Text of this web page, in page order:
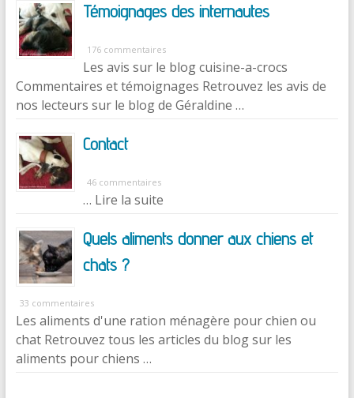
Témoignages des internautes
176 commentaires
Les avis sur le blog cuisine-a-crocs
Commentaires et témoignages Retrouvez les avis de
nos lecteurs sur le blog de Géraldine …
Contact
46 commentaires
… Lire la suite
Quels aliments donner aux chiens et
chats ?
33 commentaires
Les aliments d'une ration ménagère pour chien ou
chat Retrouvez tous les articles du blog sur les
aliments pour chiens …